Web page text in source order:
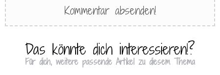
Das könnte dich interessieren!?
Für dich, weitere passende Artikel zu diesem Thema